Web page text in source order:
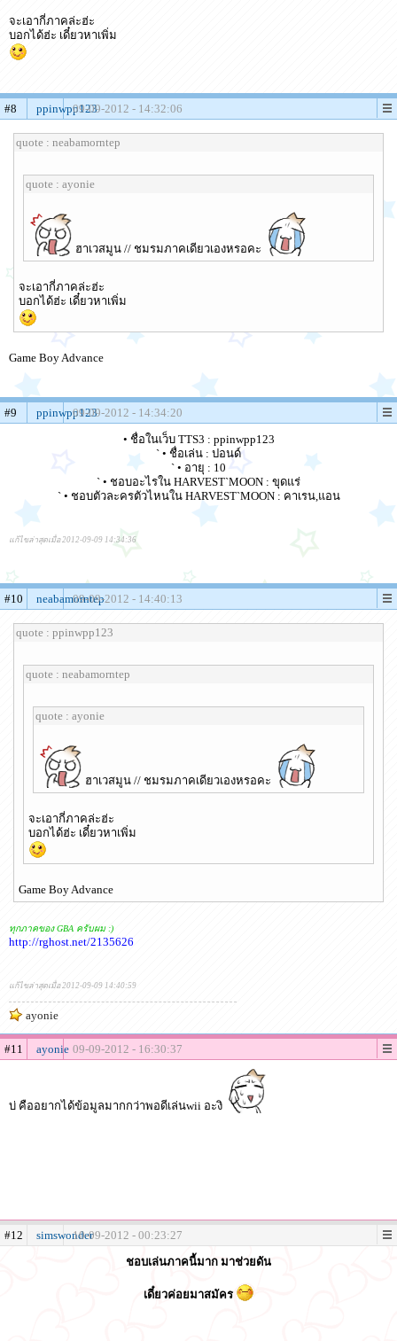
จะเอากี่ภาคล่ะฮ่ะ
บอกได้ฮ่ะ เดี๋ยวหาเพิ่ม
#8 ppinwpp12309-09-2012 - 14:32:06
quote : neabamorntep
quote : ayonie
ฮาเวสมูน // ชมรมภาคเดียวเองหรอคะ
จะเอากี่ภาคล่ะฮ่ะ
บอกได้ฮ่ะ เดี๋ยวหาเพิ่ม
Game Boy Advance
#9 ppinwpp12309-09-2012 - 14:34:20
• ชื่อในเว็บ TTS3 : ppinwpp123
` • ชื่อเล่น : ปอนด์
` • อายุ : 10
` • ชอบอะไรใน HARVEST`MOON : ขุดแร่
` • ชอบตัวละครตัวไหนใน HARVEST`MOON : คาเรน,แอน
แก้ไขล่าสุดเมื่อ 2012-09-09 14:34:36
#10 neabamorntep09-09-2012 - 14:40:13
quote : ppinwpp123
quote : neabamorntep
quote : ayonie
ฮาเวสมูน // ชมรมภาคเดียวเองหรอคะ
จะเอากี่ภาคล่ะฮ่ะ
บอกได้ฮ่ะ เดี๋ยวหาเพิ่ม
Game Boy Advance
ทุกภาคของ GBA ครับผม :)
http://rghost.net/2135626
แก้ไขล่าสุดเมื่อ 2012-09-09 14:40:59
ayonie
#11 ayonie 09-09-2012 - 16:30:37
บ่ คืออยากได้ข้อมูลมากกว่าพอดีเล่นwii อะงิ
#12 simswonder10-09-2012 - 00:23:27
ชอบเล่นภาคนี้มาก มาช่วยดัน
เดี๋ยวค่อยมาสมัคร